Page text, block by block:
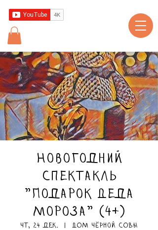
Новогодний
спектакль
"Подарок Деда
Мороза" (4+)
чт, 24 дек. ДОМ чёрной СОВЫ